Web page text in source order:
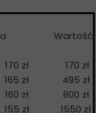
Wartość
170 zł
165 zł
170 zł
495 zł
160 zł
155 zł
800 zł
1550 zł